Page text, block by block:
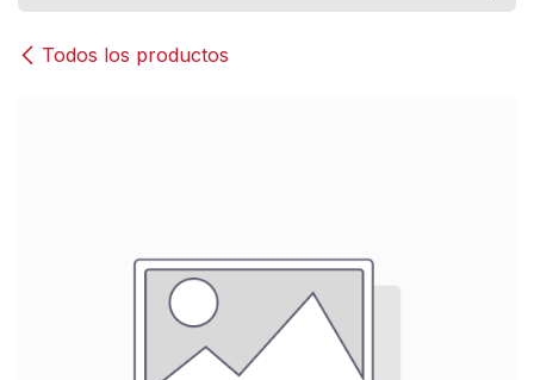
Todos los productos